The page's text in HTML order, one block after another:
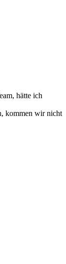
hätte ich
kommen wir nicht